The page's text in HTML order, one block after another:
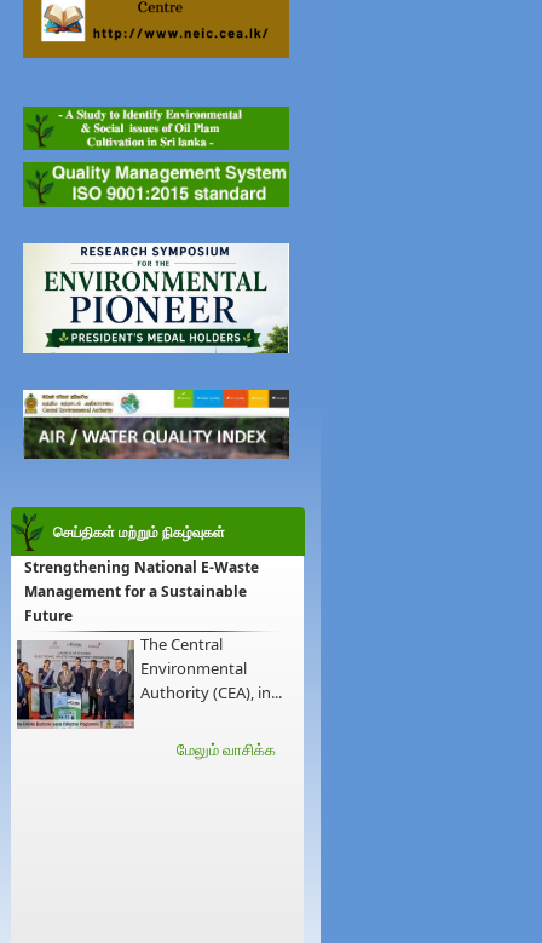
செய்திகள் மற்றும் நிகழ்வுகள்
Strengthening National E-Waste
Management for a Sustainable
Future
The Central
Environmental
Authority (CEA), in...
மேலும் வாசிக்க